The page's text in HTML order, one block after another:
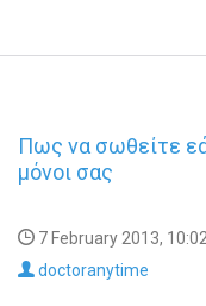
Πως να σωθείτε
μόνοι σας
7 February 2013, 10:02
doctoranytime